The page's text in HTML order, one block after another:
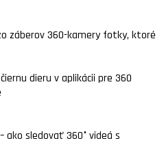
záberov 360-kamery fotky, ktoré
dieru v aplikácii pre 360
ako sledovať 360° videá s